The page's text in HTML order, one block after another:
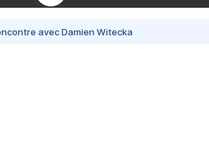
avec Damien Witecka